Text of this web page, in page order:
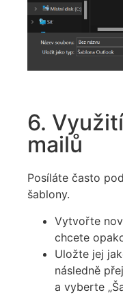
6.
mailů
Posíláte často
šablony.
Vytvořte
chcete
Uložte jej
následně
a vyberte